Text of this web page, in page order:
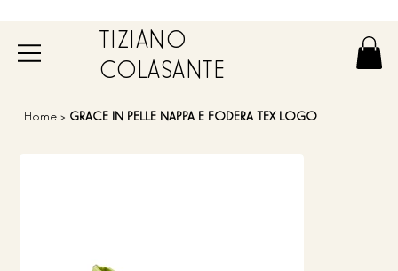
TIZIANO
COLASANTE
Home > GRACE IN PELLE NAPPA E FODERA TEX LOGO